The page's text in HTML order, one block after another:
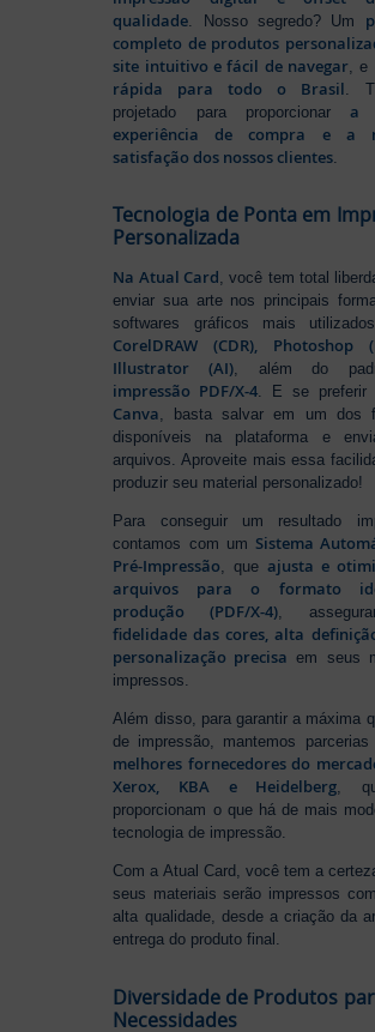
qualidade . Nosso segredo? Um
completo de produtos
site intuitivo e fácil de navegar , e
rápida para todo o Brasil .
projetado para proporcionara
experiência de compra e a
satisfação dos nossos clientes
Tecnologia de Ponta em
Personalizada
Na Atual Card, você tem total
enviar sua arte nos principais
softwares gráficos mais
CorelDRAW (CDR), Photoshop
Illustrator (AI), além do
impressão PDF/X-4. E se preferir
Canva, basta salvar em um dos
disponíveis na plataforma e
arquivos. Aproveite mais essa
produzir seu material personalizado!
Para conseguir um resultado
contamos com um Sistema
Pré-Impressão, queajusta e
arquivos para o formato
produção (PDF/X-4),
fidelidade das cores, alta
personalização precisa em seus
impressos.
Além disso, para garantir a máxima
de impressão, mantemos
melhores fornecedores do
Xerox, KBA e Heidelberg ,
proporcionam o que há de mais
tecnologia de impressão.
Com a Atual Card, você tem a
seus materiais serão impressos
alta qualidade, desde a criação da
entrega do produto final.
Diversidade de Produtos
Necessidades